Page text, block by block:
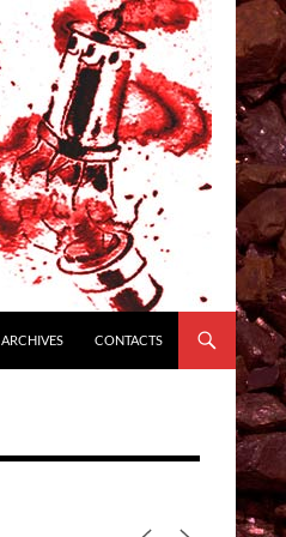
ARCHIVES CONTACTS